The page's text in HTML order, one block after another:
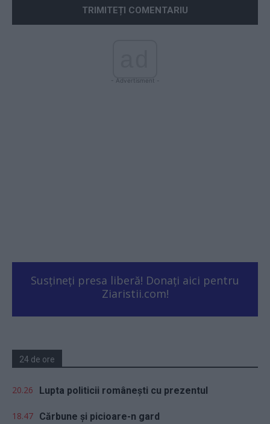
- Advertisment -
Susțineți presa liberă! Donați aici pentru
Ziaristii.com!
24 de ore
20.26 Lupta politicii românești cu prezentul
18.47 Cărbune și picioare-n gard